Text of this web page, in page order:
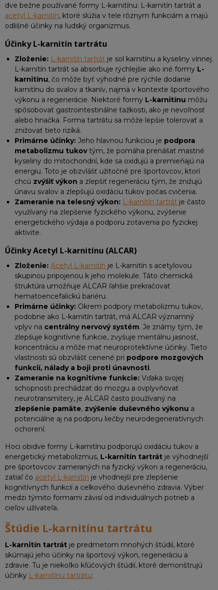
dve bežne používané formy L-karnitínu: L-karnitín tartrát a
acetyl L-karnitín, ktoré slúžia v tele rôznym funkciám a majú
odlišné účinky na ľudský organizmus.
Účinky L-karnitín tartrátu
Zloženie: L-karnitín tartrát je sol karnitínu a kyseliny vínnej.
L-karnitín tartrát sa absorbuje rýchlejšie ako iné formy L-
karnitínu, čo môže byť výhodné pre rýchle dodanie
karnitínu do svalov a tkanív, najmä v kontexte športového
výkonu a regenerácie. Niektoré formy L-karnitínu môžu
spôsobovať gastrointestinálne ťažkosti, ako je nevoľnosť
alebo hnačka. Forma tartrátu sa môže lepšie tolerovať a
znižovať tieto riziká.
Primárne účinky: Jeho hlavnou funkciou je podpora
metabolizmu tukovtým, že pomáha prenášať mastné
kyseliny do mitochondrií, kde sa oxidujú a premieňajú na
energiu. Toto je obzvlášť užitočné pre športovcov, ktorí
chcú zvýšiť výkon a zlepšiť regeneráciu tým, že znižujú
únavu svalov a zlepšujú oxidáciu tukov počas cvičenia.
Zameranie na telesný výkon: L-karnitín tartrát je často
využívaný na zlepšenie fyzického výkonu, zvýšenie
energetického výdaja a podporu zotavenia po fyzickej
aktivite.
Účinky Acetyl L-karnitínu (ALCAR)
Zloženie: Acetyl L-karnitín je L-karnitín s acetylovou
skupinou pripojenou k jeho molekule. Táto chemická
štruktúra umožňuje ALCAR ľahšie prekračovať
hematoencefalickú bariéru.
Primárne účinky: Okrem podpory metabolizmu tukov,
podobne ako L-karnitín tartrát, má ALCAR významný
vplyv na centrálny nervový systém. Je známy tým, že
zlepšuje kognitívne funkcie, zvyšuje mentálnu jasnosť,
koncentráciu a môže mať neuroprotektívne účinky. Tieto
vlastnosti sú obzvlášť cenené pri podpore mozgových
funkcií, nálady a boji proti únavnosti.
Zameranie na kognitívne funkcie: Vďaka svojej
schopnosti prechádzať do mozgu a ovplyvňovať
neurotransmitery, je ALCAR často používaný na
zlepšenie pamäte, zvýšenie duševného výkonu a
potenciálne aj na podporu liečby neurodegeneratívnych
ochorení.
Hoci obidve formy L-karnitínu podporujú oxidáciu tukov a
energetický metabolizmus, L-karnitín tartrát je výhodnejší
pre športovcov zameraných na fyzický výkon a regeneráciu,
zatiaľ čo acetyl L-karnitín je vhodnejší pre zlepšenie
kognitívnych funkcií a celkového duševného zdravia. Výber
medzi týmito formami závisí od individuálnych potrieb a
cieľov užívateľa.
Štúdie L-karnitínu tartrátu
L-karnitín tartrát je predmetom mnohých štúdií, ktoré
skúmajú jeho účinky na športový výkon, regeneráciu a
zdravie. Tu je niekoľko kľúčových štúdií, ktoré demonštrujú
účinky L-karnitínu tartrátu: